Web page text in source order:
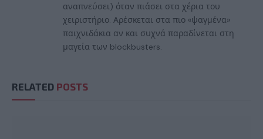
αναπνεύσει) όταν πιάσει στα χέρια του
χειριστήριο. Αρέσκεται στα πιο «ψαγμένα»
παιχνιδάκια αν και συχνά παραδίνεται στη
μαγεία των blockbusters.
RELATED POSTS